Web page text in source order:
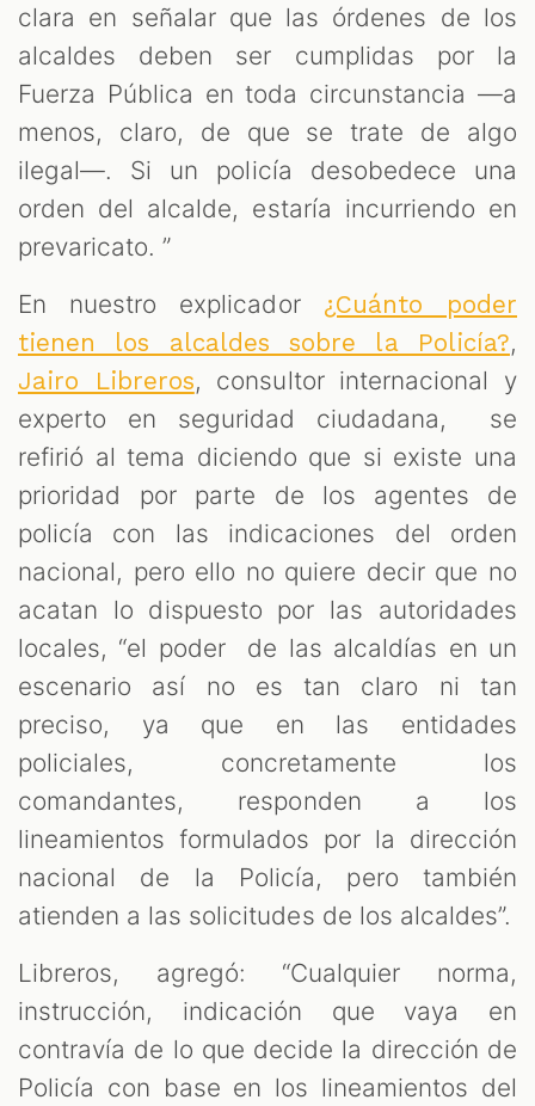
clara en señalar que las órdenes de los
alcaldes deben ser cumplidas por la
Fuerza Pública en toda circunstancia —a
menos, claro, de que se trate de algo
ilegal—. Si un policía desobedece una
orden del alcalde, estaría incurriendo en
prevaricato. ”
En nuestro explicador ¿Cuánto poder
tienen los alcaldes sobre la Policía?,
Jairo Libreros, consultor internacional y
experto en seguridad ciudadana, se
refirió al tema diciendo que si existe una
prioridad por parte de los agentes de
policía con las indicaciones del orden
nacional, pero ello no quiere decir que no
acatan lo dispuesto por las autoridades
locales, “el poder de las alcaldías en un
escenario así no es tan claro ni tan
preciso, ya que en las entidades
policiales, concretamente los
comandantes, responden a los
lineamientos formulados por la dirección
nacional de la Policía, pero también
atienden a las solicitudes de los alcaldes”.
Libreros, agregó: “Cualquier norma,
instrucción, indicación que vaya en
contravía de lo que decide la dirección de
Policía con base en los lineamientos del